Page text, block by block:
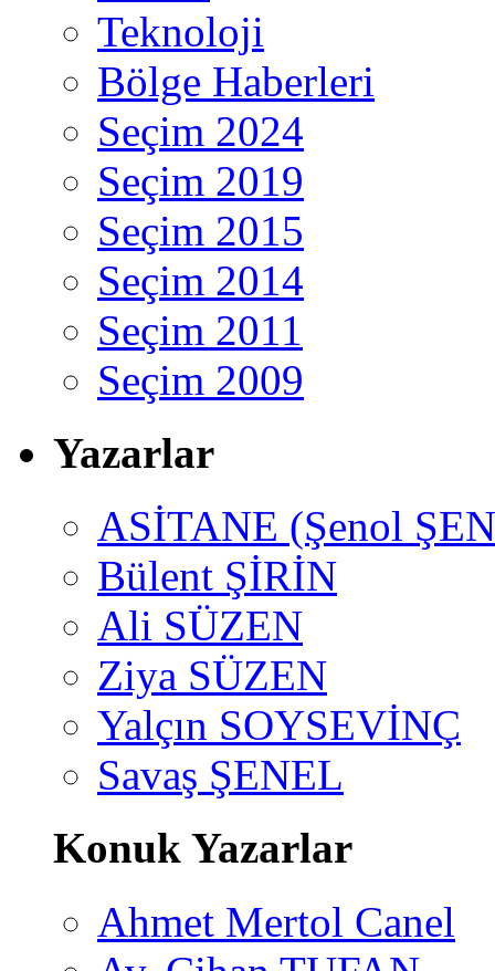
Teknoloji
Bölge Haberleri
Seçim 2024
Seçim 2019
Seçim 2015
Seçim 2014
Seçim 2011
Seçim 2009
Yazarlar
ASİTANE (Şenol
Bülent ŞİRİN
Ali SÜZEN
Ziya SÜZEN
Yalçın SOYSEVİNÇ
Savaş ŞENEL
Konuk Yazarlar
Ahmet Mertol Canel